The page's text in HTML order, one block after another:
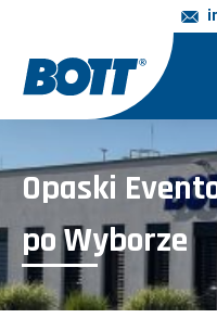
Opaski
po Wyborze